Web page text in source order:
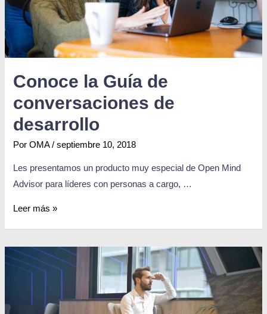
Conoce la Guía de
conversaciones de
desarrollo
PorOMA /septiembre 10, 2018
Les presentamos un producto muy especial de Open Mind
Advisor para líderes con personas a cargo, …
Leer más »